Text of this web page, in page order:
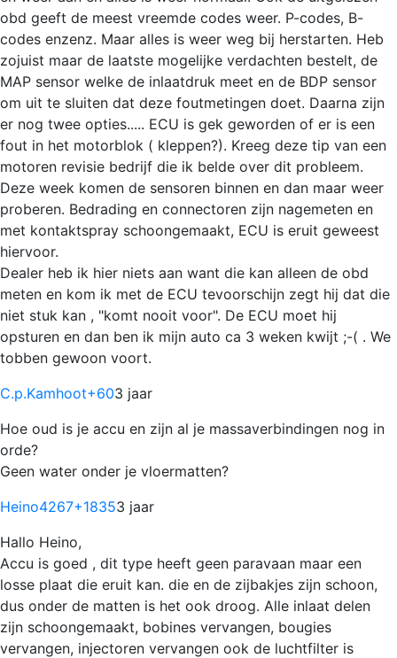
obd geeft de meest vreemde codes weer. P-codes, B-
codes enzenz. Maar alles is weer weg bij herstarten. Heb
zojuist maar de laatste mogelijke verdachten bestelt, de
MAP sensor welke de inlaatdruk meet en de BDP sensor
om uit te sluiten dat deze foutmetingen doet. Daarna zijn
er nog twee opties..... ECU is gek geworden of er is een
fout in het motorblok ( kleppen?). Kreeg deze tip van een
motoren revisie bedrijf die ik belde over dit probleem.
Deze week komen de sensoren binnen en dan maar weer
proberen. Bedrading en connectoren zijn nagemeten en
met kontaktspray schoongemaakt, ECU is eruit geweest
hiervoor.
Dealer heb ik hier niets aan want die kan alleen de obd
meten en kom ik met de ECU tevoorschijn zegt hij dat die
niet stuk kan , "komt nooit voor". De ECU moet hij
opsturen en dan ben ik mijn auto ca 3 weken kwijt ;-( . We
tobben gewoon voort.
C.p.Kamhoot+603 jaar
Hoe oud is je accu en zijn al je massaverbindingen nog in
orde?
Geen water onder je vloermatten?
Heino4267+18353 jaar
Hallo Heino,
Accu is goed , dit type heeft geen paravaan maar een
losse plaat die eruit kan. die en de zijbakjes zijn schoon,
dus onder de matten is het ook droog. Alle inlaat delen
zijn schoongemaakt, bobines vervangen, bougies
vervangen, injectoren vervangen ook de luchtfilter is